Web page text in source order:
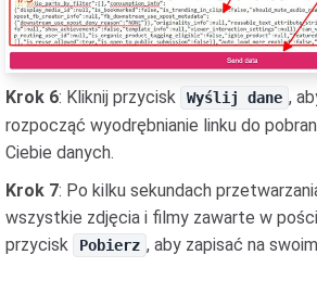
Krok 6: Kliknij przycisk Wyślij dane ,
rozpocząć wyodrębnianie linku do
Ciebie danych.
Krok 7: Po kilku sekundach
wszystkie zdjęcia i filmy zawarte w
przycisk
Pobierz , aby zapisać na